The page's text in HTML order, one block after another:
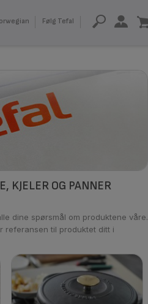
Følg Tefal
KJELER OG PANNER
dine spørsmål om produktene våre.
referansen til produktet ditt i